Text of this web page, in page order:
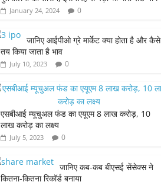
January 24, 2024 0
जानिए आईपीओ ग्रे मार्केट क्या होता है और कैसे
तय किया जाता है भाव
July 10, 2023 0
एसबीआई म्यूचुअल फंड का एयूएम 8 लाख करोड़, 10
लाख करोड़ का लक्ष्य
July 5, 2023 0
जानिए कब-कब बीएसई सेंसेक्स ने
कितना-कितना रिकॉर्ड बनाया